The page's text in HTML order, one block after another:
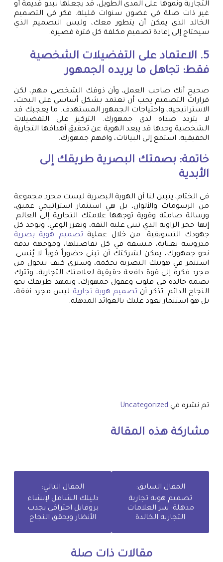
التجارية ونموها على المدى الطويل، قد يجعلها تبدو قديمة أو
غير ذات صلة في غضون سنوات قليلة. فكر في التصميم
الخالد الذي يمكن أن يتطور معك، وليس التصميم الذي
سيحتاج إلى إعادة تصميم مكلفة كل فترة قصيرة.
5. الاعتماد على التفضيلات الشخصية
فقط: تجاهل ما يريده الجمهور
صحيح أنك صاحب العمل، وأن ذوقك الشخصي مهم، لكن
قرارات التصميم يجب أن تعتمد بشكل أساسي على البحث،
الاستراتيجية، واحتياجات الجمهور المستهدف. ما يعجبك قد
لا يتردد صداه لدى جمهورك. التركيز على التفضيلات
الشخصية وحدها قد يبعد الهوية عن تحقيق أهدافها التجارية
الحقيقية. استمع إلى البيانات، وافهم جمهورك.
خاتمة: بصمتك البصرية طريقك إلى
الأبدية
في الختام، يتبين لنا أن الهوية البصرية ليست مجرد مجموعة
من الرسومات والألوان، بل هي استثمار استراتيجي عميق،
ورسالة صامتة وقوية توجهها علامتك التجارية إلى العالم.
إنها حجر الزاوية الذي تبنى عليه الثقة، وتعزز الوعي، وتوحد كل
جهودك التسويقية. من خلال عملية تصميم هوية بصرية
مدروسة بعناية، متسقة في كل تفاصيلها، وموجهة بدقة
نحو جمهورك، يمكن لشركتك أن تبني حضوراً قوياً لا يُنسى.
استثمر في هويتك البصرية بحكمة، وسترى كيف تتحول من
مجرد فكرة إلى قوة دافعة حقيقية لعلامتك التجارية، وتترك
بصمة خالدة في قلوب وعقول جمهورك، وتمهد طريقك نحو
النجاح الدائم. تذكر أن تصميم هوية تجارية ليس مجرد نفقة،
بل هو استثمار يعود عليك بالعوائد المذهلة.
تم نشره في Uncategorized
مشاركة هذه المقالة
المقال السابق:
تصميم هوية تجارية
مذهلة: سر العلامات
التجارية الخالدة
المقال التالي:
دليلك الشامل لإنشاء
بروفايل احترافي يجذب
الأنظار ويحقق النجاح
مقالات ذات صلة